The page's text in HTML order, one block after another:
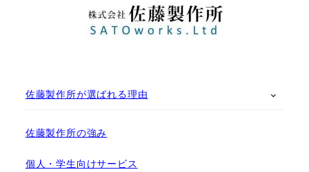
佐藤製作所が選ばれる理由
佐藤製作所の強み
個人・学生向けサービス